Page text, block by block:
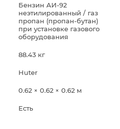
Бензин АИ-92
неэтилированный / газ
пропан (пропан-бутан)
при установке газового
оборудования
88.43 кг
Huter
0.62 × 0.62 × 0.62 м
Есть